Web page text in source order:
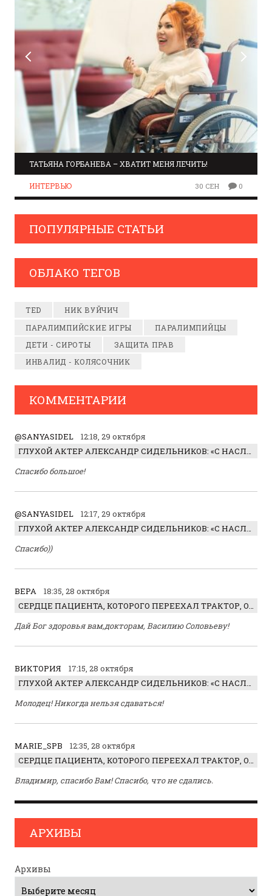
ТАТЬЯНА ГОРБАНЕВА – ХВАТИТ МЕНЯ ЛЕЧИТЬ!
ИНТЕРВЬЮ 30 СЕН 0
ПОПУЛЯРНЫЕ СТАТЬИ
ОБЛАКО ТЕГОВ
TED
НИК ВУЙЧИЧ
ПАРАЛИМПИЙСКИЕ ИГРЫ
ПАРАЛИМПИЙЦЫ
ДЕТИ - СИРОТЫ
ЗАЩИТА ПРАВ
ИНВАЛИД - КОЛЯСОЧНИК
КОММЕНТАРИИ
@SANYASIDEL
12:18, 29 октября
ГЛУХОЙ АКТЕР АЛЕКСАНДР СИДЕЛЬНИКОВ: «С НАСЛАЖДЕНИЕМ ИГРАЛ ОТРИЦАТЕЛЬНОГО ГЕРОЯ!»
Спасибо большое!
@SANYASIDEL
12:17, 29 октября
ГЛУХОЙ АКТЕР АЛЕКСАНДР СИДЕЛЬНИКОВ: «С НАСЛАЖДЕНИЕМ ИГРАЛ ОТРИЦАТЕЛЬНОГО ГЕРОЯ!»
Спасибо))
ВЕРА
18:35, 28 октября
СЕРДЦЕ ПАЦИЕНТА, КОТОРОГО ПЕРЕЕХАЛ ТРАКТОР, ОБНАРУЖИЛИ… В ЖИВОТЕ
Дай Бог здоровья вам,докторам, Василию Соловьеву!
ВИКТОРИЯ
17:15, 28 октября
ГЛУХОЙ АКТЕР АЛЕКСАНДР СИДЕЛЬНИКОВ: «С НАСЛАЖДЕНИЕМ ИГРАЛ ОТРИЦАТЕЛЬНОГО ГЕРОЯ!»
Молодец! Никогда нельзя сдаваться!
MARIE_SPB
12:35, 28 октября
СЕРДЦЕ ПАЦИЕНТА, КОТОРОГО ПЕРЕЕХАЛ ТРАКТОР, ОБНАРУЖИЛИ… В ЖИВОТЕ
Владимир, спасибо Вам! Спасибо, что не сдались.
АРХИВЫ
Архивы